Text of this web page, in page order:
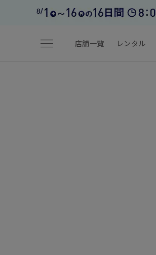
menu 店舗一覧 レンタル